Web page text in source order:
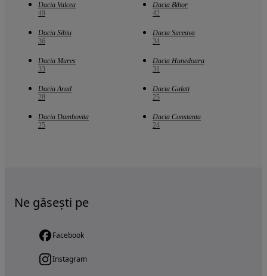
Dacia Valcea
49
Dacia Bihor
42
Dacia Sibiu
36
Dacia Suceava
34
Dacia Mures
33
Dacia Hunedoara
31
Dacia Arad
28
Dacia Galati
25
Dacia Dambovita
25
Dacia Constanta
24
Ne găsești pe
Facebook
Instagram